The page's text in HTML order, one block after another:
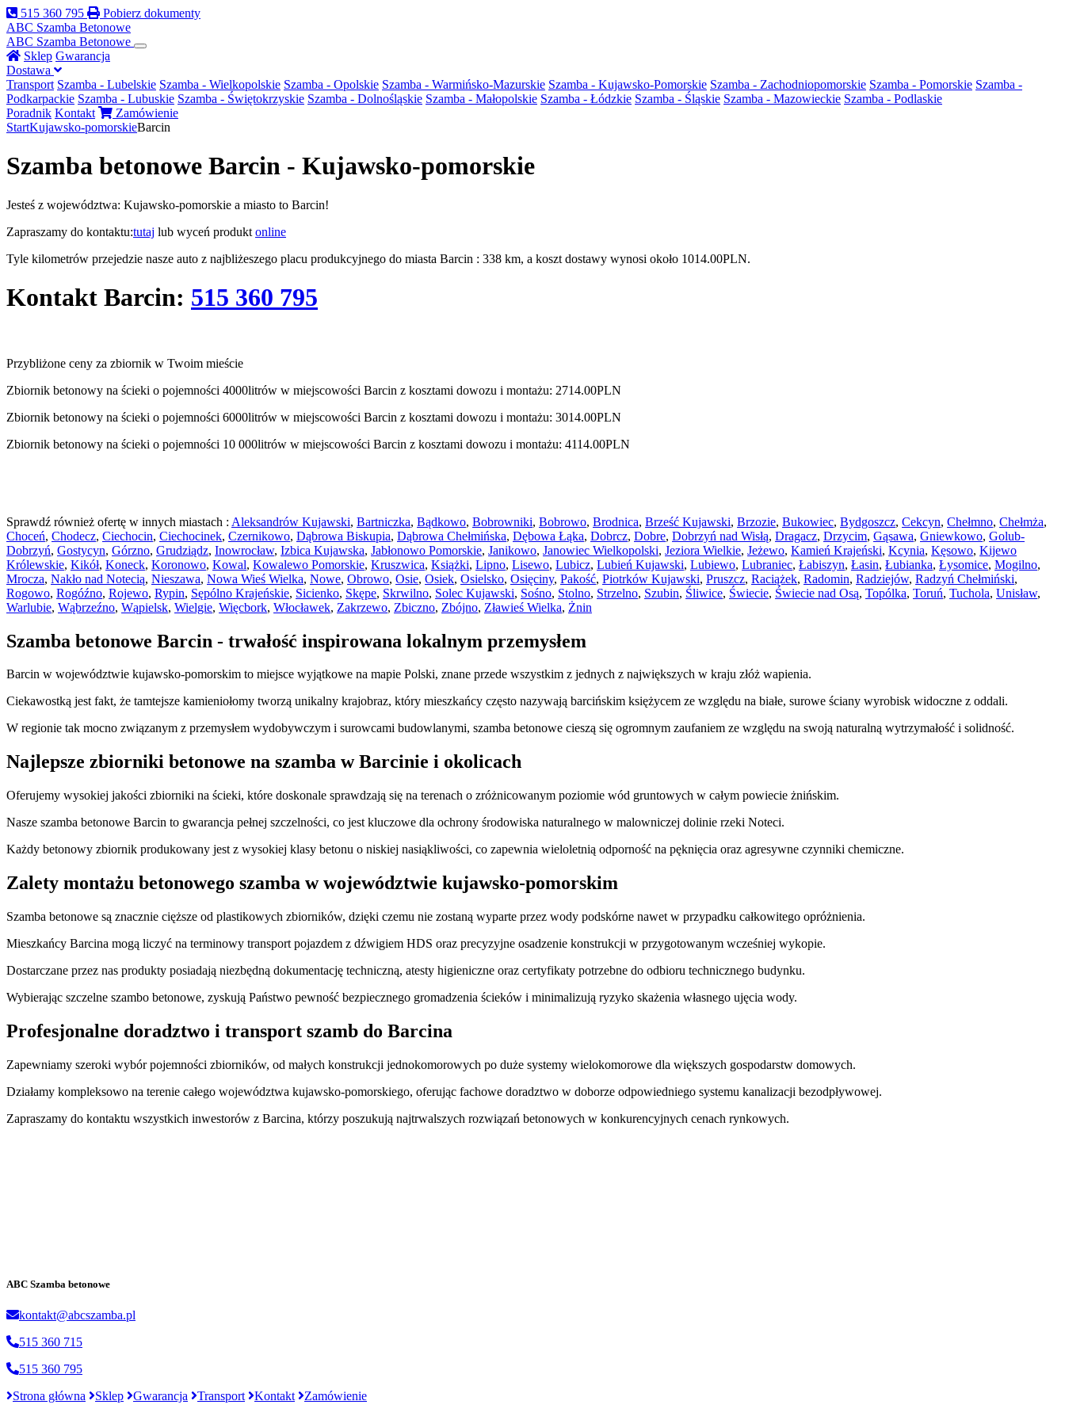
515 360 795
Pobierz dokumenty
ABC Szamba Betonowe
ABC Szamba Betonowe
Sklep Gwarancja
Dostawa
Transport Szamba - Lubelskie Szamba - Wielkopolskie Szamba - Opolskie Szamba - Warmińsko-Mazurskie Szamba - Kujawsko-Pomorskie Szamba - Zachodniopomorskie Szamba - Pomorskie Szamba -
Podkarpackie Szamba - Lubuskie Szamba - Świętokrzyskie Szamba - Dolnośląskie Szamba - Małopolskie Szamba - Łódzkie Szamba - Śląskie Szamba - Mazowieckie Szamba - Podlaskie
Poradnik Kontakt
Zamówienie
StartKujawsko-pomorskieBarcin
Szamba betonowe Barcin - Kujawsko-pomorskie
Jesteś z województwa: Kujawsko-pomorskie a miasto to Barcin!
Zapraszamy do kontaktu:tutaj lub wyceń produkt online
Tyle kilometrów przejedzie nasze auto z najbliżeszego placu produkcyjnego do miasta Barcin : 338 km, a koszt dostawy wynosi około 1014.00PLN.
Kontakt Barcin: 515 360 795
Przybliżone ceny za zbiornik w Twoim mieście
Zbiornik betonowy na ścieki o pojemności 4000litrów w miejscowości Barcin z kosztami dowozu i montażu: 2714.00PLN
Zbiornik betonowy na ścieki o pojemności 6000litrów w miejscowości Barcin z kosztami dowozu i montażu: 3014.00PLN
Zbiornik betonowy na ścieki o pojemności 10 000litrów w miejscowości Barcin z kosztami dowozu i montażu: 4114.00PLN
Sprawdź również ofertę w innych miastach : Aleksandrów Kujawski, Bartniczka, Bądkowo, Bobrowniki, Bobrowo, Brodnica, Brześć Kujawski, Brzozie, Bukowiec, Bydgoszcz, Cekcyn, Chełmno, Chełmża,
Choceń, Chodecz, Ciechocin, Ciechocinek, Czernikowo, Dąbrowa Biskupia, Dąbrowa Chełmińska, Dębowa Łąka, Dobrcz, Dobre, Dobrzyń nad Wisłą, Dragacz, Drzycim, Gąsawa, Gniewkowo, Golub-
Dobrzyń, Gostycyn, Górzno, Grudziądz, Inowrocław, Izbica Kujawska, Jabłonowo Pomorskie, Janikowo, Janowiec Wielkopolski, Jeziora Wielkie, Jeżewo, Kamień Krajeński, Kcynia, Kęsowo, Kijewo
Królewskie, Kikół, Koneck, Koronowo, Kowal, Kowalewo Pomorskie, Kruszwica, Książki, Lipno, Lisewo, Lubicz, Lubień Kujawski, Lubiewo, Lubraniec, Łabiszyn, Łasin, Łubianka, Łysomice, Mogilno,
Mrocza, Nakło nad Notecią, Nieszawa, Nowa Wieś Wielka, Nowe, Obrowo, Osie, Osiek, Osielsko, Osięciny, Pakość, Piotrków Kujawski, Pruszcz, Raciążek, Radomin, Radziejów, Radzyń Chełmiński,
Rogowo, Rogóźno, Rojewo, Rypin, Sępólno Krajeńskie, Sicienko, Skępe, Skrwilno, Solec Kujawski, Sośno, Stolno, Strzelno, Szubin, Śliwice, Świecie, Świecie nad Osą, Topólka, Toruń, Tuchola, Unisław,
Warlubie, Wąbrzeźno, Wąpielsk, Wielgie, Więcbork, Włocławek, Zakrzewo, Zbiczno, Zbójno, Zławieś Wielka, Żnin
Szamba betonowe Barcin - trwałość inspirowana lokalnym przemysłem
Barcin w województwie kujawsko-pomorskim to miejsce wyjątkowe na mapie Polski, znane przede wszystkim z jednych z największych w kraju złóż wapienia.
Ciekawostką jest fakt, że tamtejsze kamieniołomy tworzą unikalny krajobraz, który mieszkańcy często nazywają barcińskim księżycem ze względu na białe, surowe ściany wyrobisk widoczne z oddali.
W regionie tak mocno związanym z przemysłem wydobywczym i surowcami budowlanymi, szamba betonowe cieszą się ogromnym zaufaniem ze względu na swoją naturalną wytrzymałość i solidność.
Najlepsze zbiorniki betonowe na szamba w Barcinie i okolicach
Oferujemy wysokiej jakości zbiorniki na ścieki, które doskonale sprawdzają się na terenach o zróżnicowanym poziomie wód gruntowych w całym powiecie żnińskim.
Nasze szamba betonowe Barcin to gwarancja pełnej szczelności, co jest kluczowe dla ochrony środowiska naturalnego w malowniczej dolinie rzeki Noteci.
Każdy betonowy zbiornik produkowany jest z wysokiej klasy betonu o niskiej nasiąkliwości, co zapewnia wieloletnią odporność na pęknięcia oraz agresywne czynniki chemiczne.
Zalety montażu betonowego szamba w województwie kujawsko-pomorskim
Szamba betonowe są znacznie cięższe od plastikowych zbiorników, dzięki czemu nie zostaną wyparte przez wody podskórne nawet w przypadku całkowitego opróżnienia.
Mieszkańcy Barcina mogą liczyć na terminowy transport pojazdem z dźwigiem HDS oraz precyzyjne osadzenie konstrukcji w przygotowanym wcześniej wykopie.
Dostarczane przez nas produkty posiadają niezbędną dokumentację techniczną, atesty higieniczne oraz certyfikaty potrzebne do odbioru technicznego budynku.
Wybierając szczelne szambo betonowe, zyskują Państwo pewność bezpiecznego gromadzenia ścieków i minimalizują ryzyko skażenia własnego ujęcia wody.
Profesjonalne doradztwo i transport szamb do Barcina
Zapewniamy szeroki wybór pojemności zbiorników, od małych konstrukcji jednokomorowych po duże systemy wielokomorowe dla większych gospodarstw domowych.
Działamy kompleksowo na terenie całego województwa kujawsko-pomorskiego, oferując fachowe doradztwo w doborze odpowiedniego systemu kanalizacji bezodpływowej.
Zapraszamy do kontaktu wszystkich inwestorów z Barcina, którzy poszukują najtrwalszych rozwiązań betonowych w konkurencyjnych cenach rynkowych.
ABC Szamba betonowe
kontakt@abcszamba.pl
515 360 715
515 360 795
Strona główna
Sklep Gwarancja Transport Kontakt Zamówienie